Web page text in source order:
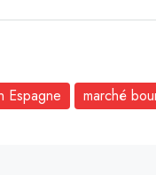
Espagne marché